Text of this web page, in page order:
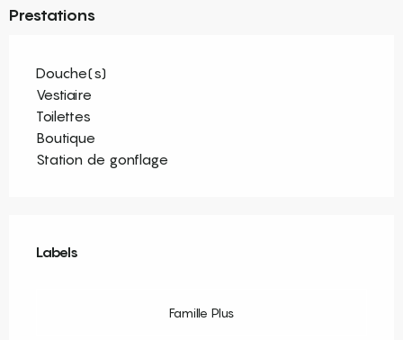
Prestations
Douche(s)
Vestiaire
Toilettes
Boutique
Station de gonflage
Labels
Labels
Famille Plus